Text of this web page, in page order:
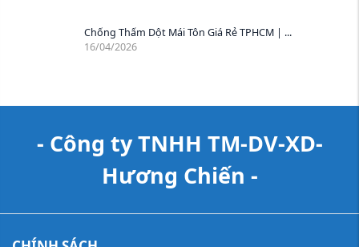
Chống Thấm Dột Mái Tôn Giá Rẻ TPHCM | ...
16/04/2026
- Công ty TNHH TM-DV-XD-
Hương Chiến -